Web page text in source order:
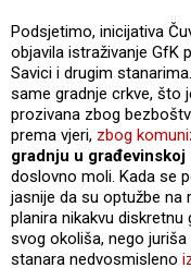
Podsjetimo, inicijativa
objavila istraživanje GfK
Savici i drugim
same gradnje crkve, što
prozivana zbog
prema vjeri, zbog
gradnju u građevinskoj
doslovno moli. Kada se
jasnije da su optužbe na
planira nikakvu diskretnu
svog okoliša, nego
stanara nedvosmisleno